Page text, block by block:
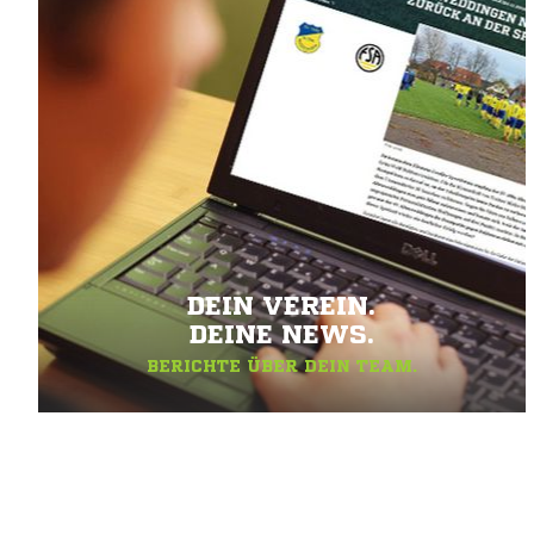
DEIN VEREIN.
DEINE NEWS.
BERICHTE ÜBER DEIN TEAM.